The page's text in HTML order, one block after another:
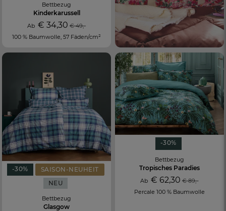
Bettbezug
Kinderkarussell
Ab€ 34,30 € 49,-
100 % Baumwolle, 57 Fäden/cm²
-30%
SAISON-NEUHEIT
NEU
Bettbezug
Glasgow
-30%
Bettbezug
Tropisches Paradies
Ab€ 62,30 € 89,-
Percale 100 % Baumwolle